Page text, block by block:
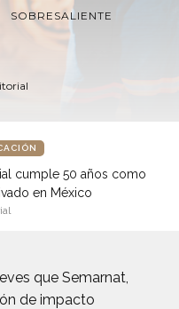
SOBRESALIENTE
cumple 50 años como
en México
que Semarnat,
de impacto